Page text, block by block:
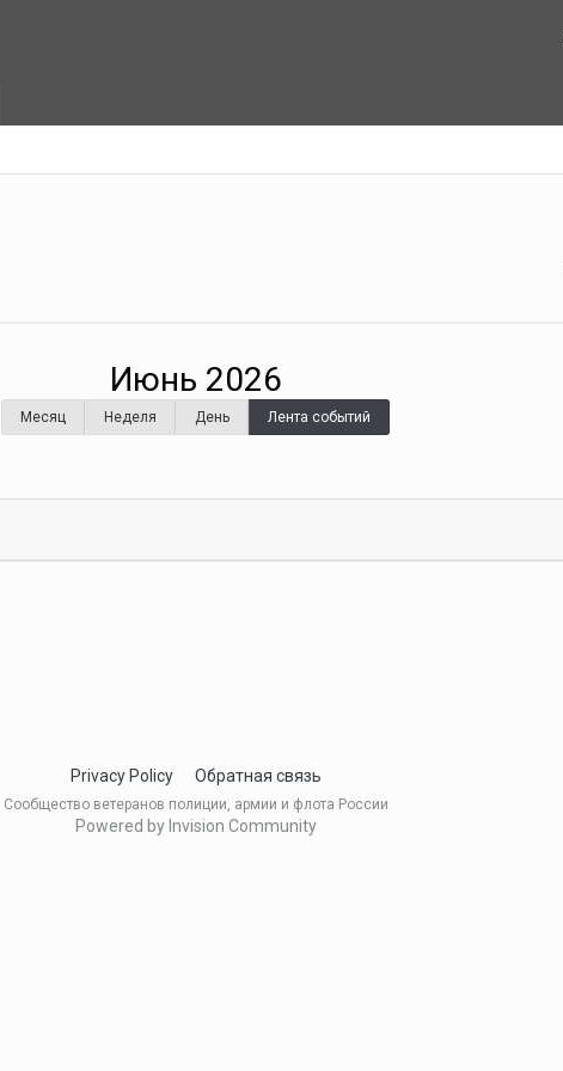
Июнь 2026
Месяц Неделя День Лента событий
Privacy Policy Обратная связь
Сообщество ветеранов полиции, армии и флота России
Powered by Invision Community